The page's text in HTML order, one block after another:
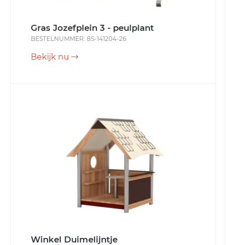
Gras Jozefplein 3 - peulplant
BESTELNUMMER: 8S-141204-26
Bekijk nu
Winkel Duimelijntje